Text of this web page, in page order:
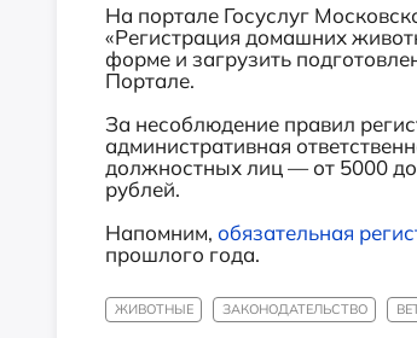
На портале Госуслуг
«Регистрация домашних
форме и загрузить
Портале.
За несоблюдение правил
административная
должностных лиц — от 5000
рублей.
Напомним, обязательная
прошлого года.
ЖИВОТНЫЕ ЗАКОНОДАТЕЛЬСТВО